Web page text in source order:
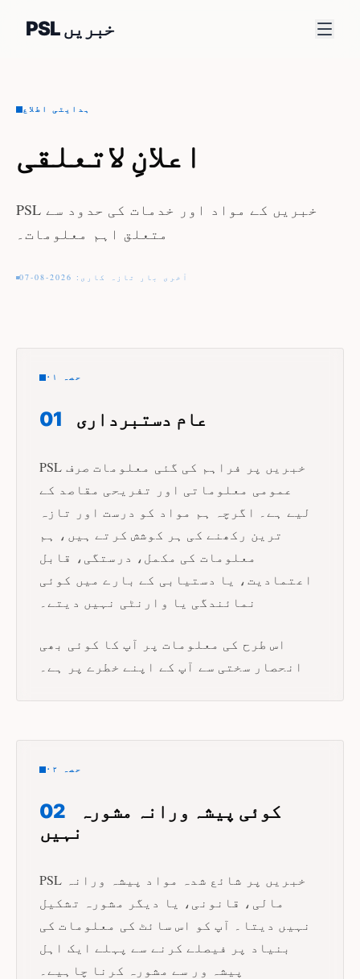
PSL خبریں
ہدایتی اطلاع
اعلانِ لاتعلقی
PSL خبریں کے مواد اور خدمات کی حدود سے
متعلق اہم معلومات۔
آخری بار تازہ کاری: 2026-08-07
حصہ ۰۱
01 عام دستبرداری
PSL خبریں پر فراہم کی گئی معلومات صرف
عمومی معلوماتی اور تفریحی مقاصد کے
لیے ہے۔ اگرچہ ہم مواد کو درست اور تازہ
ترین رکھنے کی ہر کوشش کرتے ہیں، ہم
معلومات کی مکمل، درستگی، قابل
اعتمادیت، یا دستیابی کے بارے میں کوئی
نمائندگی یا وارنٹی نہیں دیتے۔
اس طرح کی معلومات پر آپ کا کوئی بھی
انحصار سختی سے آپ کے اپنے خطرے پر ہے۔
حصہ ۰۲
02
نہیں
PSL خبریں پر شائع شدہ مواد پیشہ ورانہ
مالی، قانونی، یا دیگر مشورہ تشکیل
نہیں دیتا۔ آپ کو اس سائٹ کی معلومات کی
بنیاد پر فیصلے کرنے سے پہلے ایک اہل
پیشہ ور سے مشورہ کرنا چاہیے۔